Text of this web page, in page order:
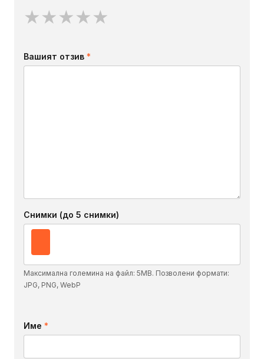
★★★★★
Вашият отзив *
Снимки (до 5 снимки)
Максимална големина на файл: 5MB. Позволени формати:
JPG, PNG, WebP
Име *